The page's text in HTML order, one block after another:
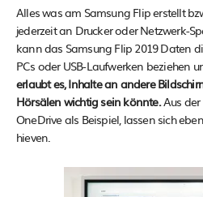
Alles was am Samsung Flip erstellt
jederzeit an Drucker oder Netzwerk-
kann das Samsung Flip 2019 Daten
PCs oder USB-Laufwerken beziehen
erlaubt es, Inhalte an andere
Hörsälen wichtig sein könnte.Aus der
OneDrive als Beispiel, lassen sich
hieven.